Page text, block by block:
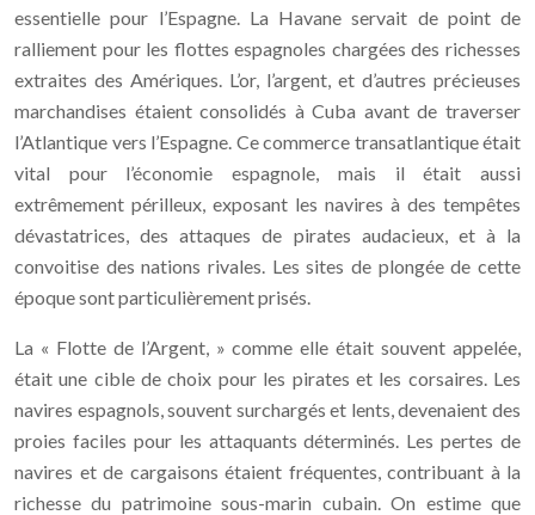
essentielle pour l’Espagne. La Havane servait de point de
ralliement pour les flottes espagnoles chargées des richesses
extraites des Amériques. L’or, l’argent, et d’autres précieuses
marchandises étaient consolidés à Cuba avant de traverser
l’Atlantique vers l’Espagne. Ce commerce transatlantique était
vital pour l’économie espagnole, mais il était aussi
extrêmement périlleux, exposant les navires à des tempêtes
dévastatrices, des attaques de pirates audacieux, et à la
convoitise des nations rivales. Les sites de plongée de cette
époque sont particulièrement prisés.
La « Flotte de l’Argent, » comme elle était souvent appelée,
était une cible de choix pour les pirates et les corsaires. Les
navires espagnols, souvent surchargés et lents, devenaient des
proies faciles pour les attaquants déterminés. Les pertes de
navires et de cargaisons étaient fréquentes, contribuant à la
richesse du patrimoine sous-marin cubain. On estime que